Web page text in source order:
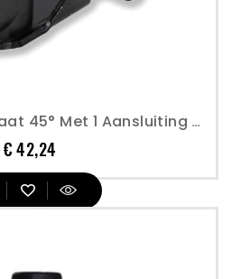
1/2" - 1/2" - Muurplaat 45° Met 1 Aansluiting - Transair
€ 42,24